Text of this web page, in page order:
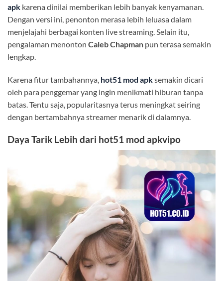
apk karena dinilai memberikan lebih banyak kenyamanan.
Dengan versi ini, penonton merasa lebih leluasa dalam
menjelajahi berbagai konten live streaming. Selain itu,
pengalaman menonton Caleb Chapman pun terasa semakin
lengkap.
Karena fitur tambahannya, hot51 mod apksemakin dicari
oleh para penggemar yang ingin menikmati hiburan tanpa
batas. Tentu saja, popularitasnya terus meningkat seiring
dengan bertambahnya streamer menarik di dalamnya.
Daya Tarik Lebih dari hot51 mod apkvipo